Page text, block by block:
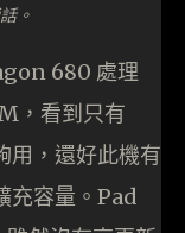
。
680 處理
，看到只有
用，還好此機有
充容量。Pad